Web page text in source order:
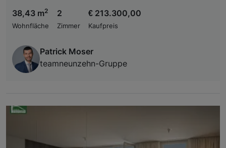
38,43 m2
Wohnfläche
2
Zimmer
€ 213.300,00
Kaufpreis
Patrick Moser
teamneunzehn-Gruppe